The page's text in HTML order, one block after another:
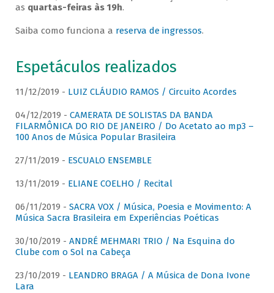
as quartas-feiras às 19h.
Saiba como funciona a reserva de ingressos.
Espetáculos realizados
11/12/2019 - LUIZ CLÁUDIO RAMOS / Circuito Acordes
04/12/2019 - CAMERATA DE SOLISTAS DA BANDA
FILARMÔNICA DO RIO DE JANEIRO / Do Acetato ao mp3 –
100 Anos de Música Popular Brasileira
27/11/2019 - ESCUALO ENSEMBLE
13/11/2019 - ELIANE COELHO / Recital
06/11/2019 - SACRA VOX / Música, Poesia e Movimento: A
Música Sacra Brasileira em Experiências Poéticas
30/10/2019 - ANDRÉ MEHMARI TRIO / Na Esquina do
Clube com o Sol na Cabeça
23/10/2019 - LEANDRO BRAGA / A Música de Dona Ivone
Lara